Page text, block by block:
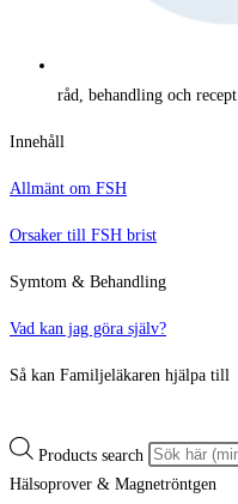
råd, behandling och recept
Innehåll
Allmänt om FSH
Orsaker till FSH brist
Symtom & Behandling
Vad kan jag göra själv?
Så kan Familjeläkaren hjälpa till
Products search
Hälsoprover & Magnetröntgen